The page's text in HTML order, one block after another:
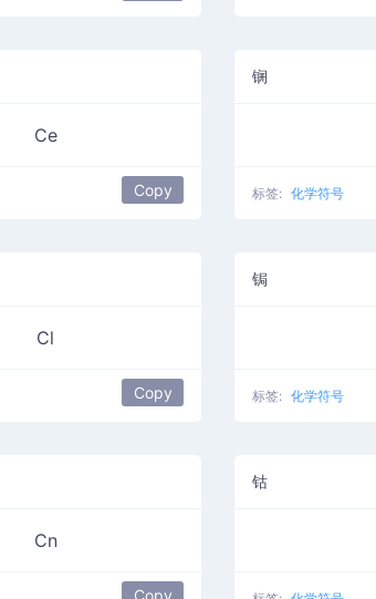
Ce
Copy
锎
标签: 化学符号
Cl
Copy
锔
标签: 化学符号
Cn
Copy
钴